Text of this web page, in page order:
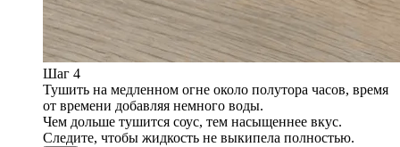
Шаг 4
Тушить на медленном огне около полутора часов, время
от времени добавляя немного воды.
Чем дольше тушится соус, тем насыщеннее вкус.
Следите, чтобы жидкость не выкипела полностью.